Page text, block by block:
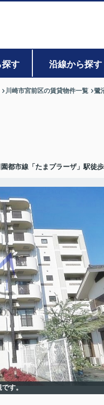
探す 沿線から探す
川崎市宮前区の賃貸物件一覧 鷺
都市線「たまプラーザ」駅徒
す。